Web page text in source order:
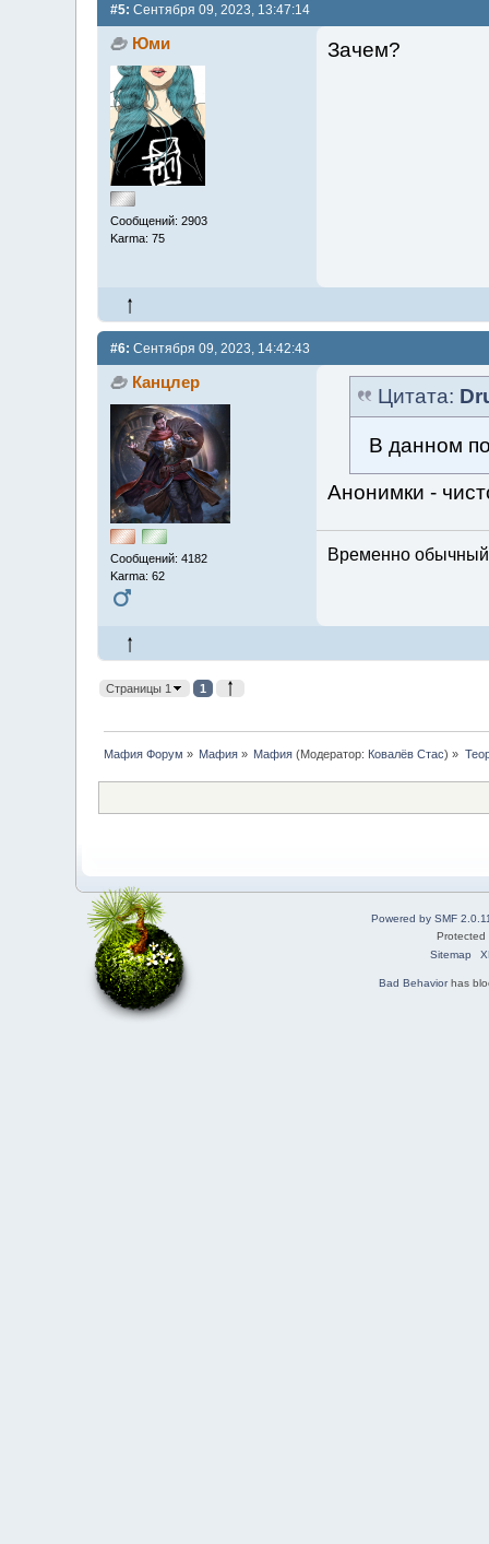
#5: Сентября 09, 2023, 13:47:14
Юми
Сообщений: 2903
Karma: 75
Зачем?
#6: Сентября 09, 2023, 14:42:43
Канцлер
Сообщений: 4182
Karma: 62
Цитата:
В данном
Анонимки -
Временно обычный
Страницы 1 1
Мафия Форум » Мафия » Мафия (Модератор: Ковалёв Стас) »
Powered by SMF
Sitemap
Bad Behaviorhas